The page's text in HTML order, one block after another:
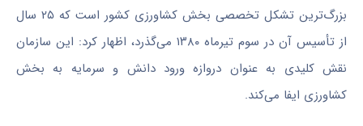
بزرگ‌ترین تشکل تخصصی بخش کشاورزی کشور است که ۲۵ سال
از تأسیس آن در سوم تیرماه ۱۳۸۰ می‌گذرد، اظهار کرد: این سازمان
نقش کلیدی به عنوان دروازه ورود دانش و سرمایه به بخش
کشاورزی ایفا می‌کند.